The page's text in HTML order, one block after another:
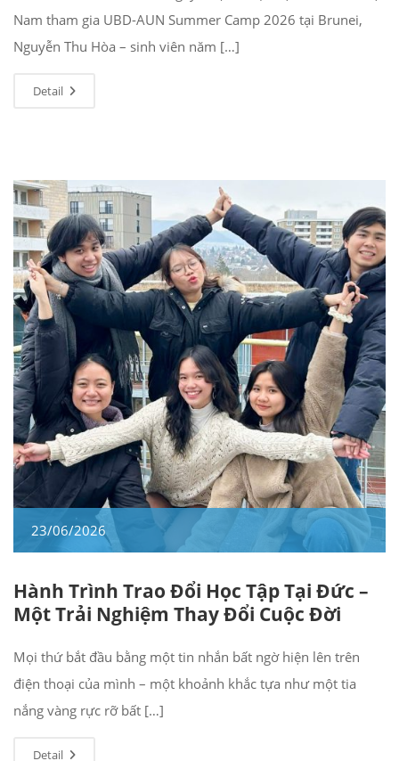
Nam tham gia UBD-AUN Summer Camp 2026 tại Brunei,
Nguyễn Thu Hòa – sinh viên năm […]
Detail
23/06/2026
Hành Trình Trao Đổi Học Tập Tại Đức –
Một Trải Nghiệm Thay Đổi Cuộc Đời
Mọi thứ bắt đầu bằng một tin nhắn bất ngờ hiện lên trên
điện thoại của mình – một khoảnh khắc tựa như một tia
nắng vàng rực rỡ bất […]
Detail